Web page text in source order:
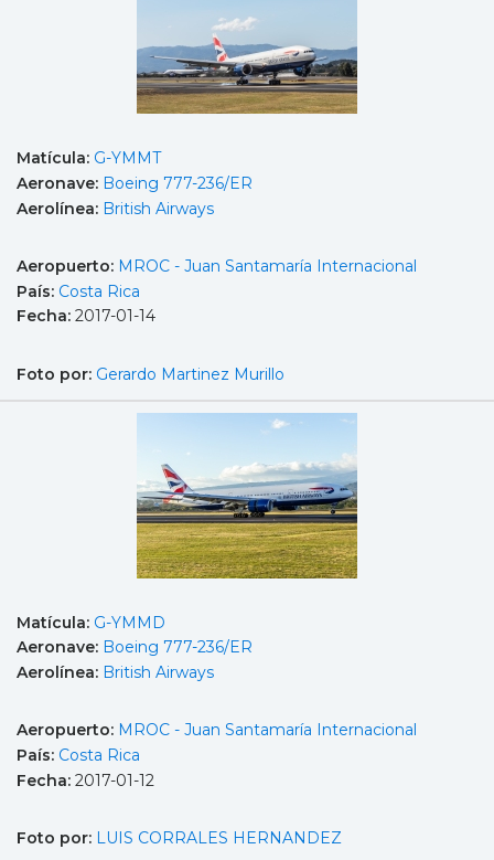
Matícula: G-YMMT
Aeronave: Boeing 777-236/ER
Aerolínea: British Airways
Aeropuerto: MROC - Juan Santamaría Internacional
País: Costa Rica
Fecha: 2017-01-14
Foto por: Gerardo Martinez Murillo
Matícula: G-YMMD
Aeronave: Boeing 777-236/ER
Aerolínea: British Airways
Aeropuerto: MROC - Juan Santamaría Internacional
País: Costa Rica
Fecha: 2017-01-12
Foto por: LUIS CORRALES HERNANDEZ